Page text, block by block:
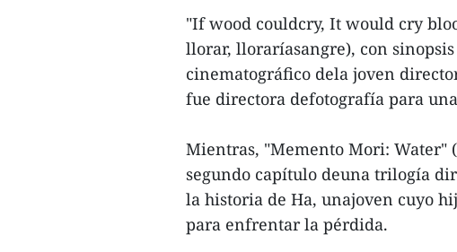
"If wood couldcry, It would cry
llorar, lloraríasangre), con
cinematográfico dela joven
fue directora defotografía para
Mientras, "Memento Mori: Water"
segundo capítulo deuna trilogía
la historia de Ha, unajoven cuyo
para enfrentar la pérdida.